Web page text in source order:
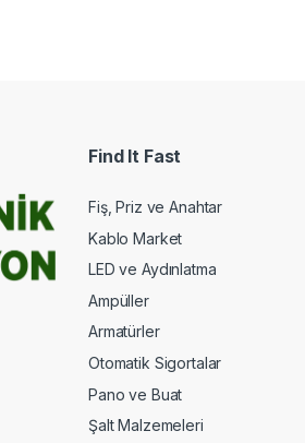
Find It Fast
Fiş, Priz ve Anahtar
Kablo Market
LED ve Aydınlatma
Ampüller
Armatürler
Otomatik Sigortalar
Pano ve Buat
Şalt Malzemeleri